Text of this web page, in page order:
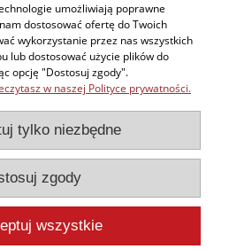
Zakupy
konto
umożliwiają poprawne
dostosować ofertę do Twoich
wykorzystanie przez nas wszystkich
lub dostosować użycie plików do
opcję "Dostosuj zgody".
w naszej Polityce prywatności.
tylko niezbędne
zgody
wszystkie